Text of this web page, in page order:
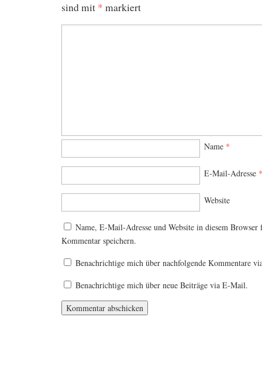
sind mit * markiert
Name *
E-Mail-Adresse *
Website
Name, E-Mail-Adresse und Website in diesem Browser
Kommentar speichern.
Benachrichtige mich über nachfolgende Kommentare
Benachrichtige mich über neue Beiträge via E-Mail.